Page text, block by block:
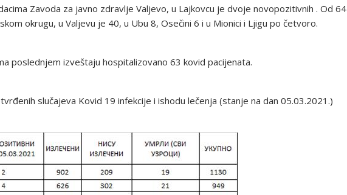
Zavoda za javno zdravlje Valjevo, u Lajkovcu je dvoje novopozitivnih . Od 64
okrugu, u Valjevu je 40, u Ubu 8, Osečini 6 i u Mionici i Ljigu po četvoro.
poslednjem izveštaju hospitalizovano 63 kovid pacijenata.
slučajeva Kovid 19 infekcije i ishodu lečenja (stanje na dan 05.03.2021.)